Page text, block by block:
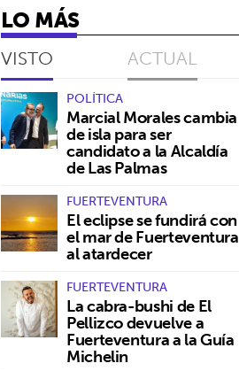
LO MÁS
VISTO ACTUAL
POLÍTICA
Marcial Morales cambia
de isla para ser
candidato a la Alcaldía
de Las Palmas
FUERTEVENTURA
El eclipse se fundirá con
el mar de Fuerteventura
al atardecer
FUERTEVENTURA
La cabra-bushi de El
Pellizco devuelve a
Fuerteventura a la Guía
Michelin